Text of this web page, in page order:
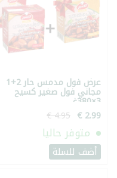
عرض فول مدمس حار 2+1
مجاني فول صغير كسيح
3×380غ
متوفر حاليا
أضف للسلة